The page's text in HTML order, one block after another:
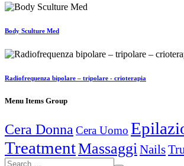
Body Sculture Med
Radiofrequenza bipolare – tripolare - crioterapia
Menu Items Group
Cera DonnaCera Uomo
TreatmentMassaggiNails